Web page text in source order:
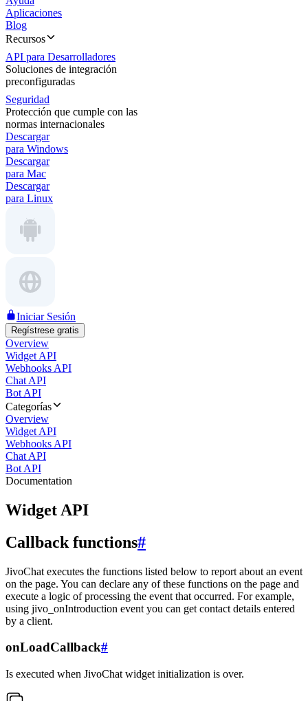
Aplicaciones
Blog
Recursos
API para Desarrolladores
Soluciones de integración
preconfiguradas
Seguridad
Protección que cumple con las
normas internacionales
Descargar
para Windows
Descargar
para Mac
Descargar
para Linux
Iniciar Sesión
Regístrese gratis
Overview
Widget API
Webhooks API
Chat API
Bot API
Categorías
Overview
Widget API
Webhooks API
Chat API
Bot API
Documentation
Widget API
Callback functions#
JivoChat executes the functions listed below to report about an event
on the page. You can declare any of these functions on the page and
execute a logic of processing the event that occurred. For example,
using jivo_onIntroduction event you can get contact details entered
by a client.
onLoadCallback#
Is executed when JivoChat widget initialization is over.